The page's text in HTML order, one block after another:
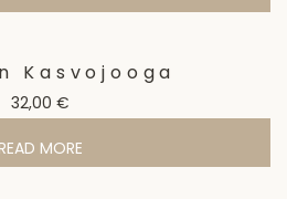
Kasvojooga
32,00 €
MORE